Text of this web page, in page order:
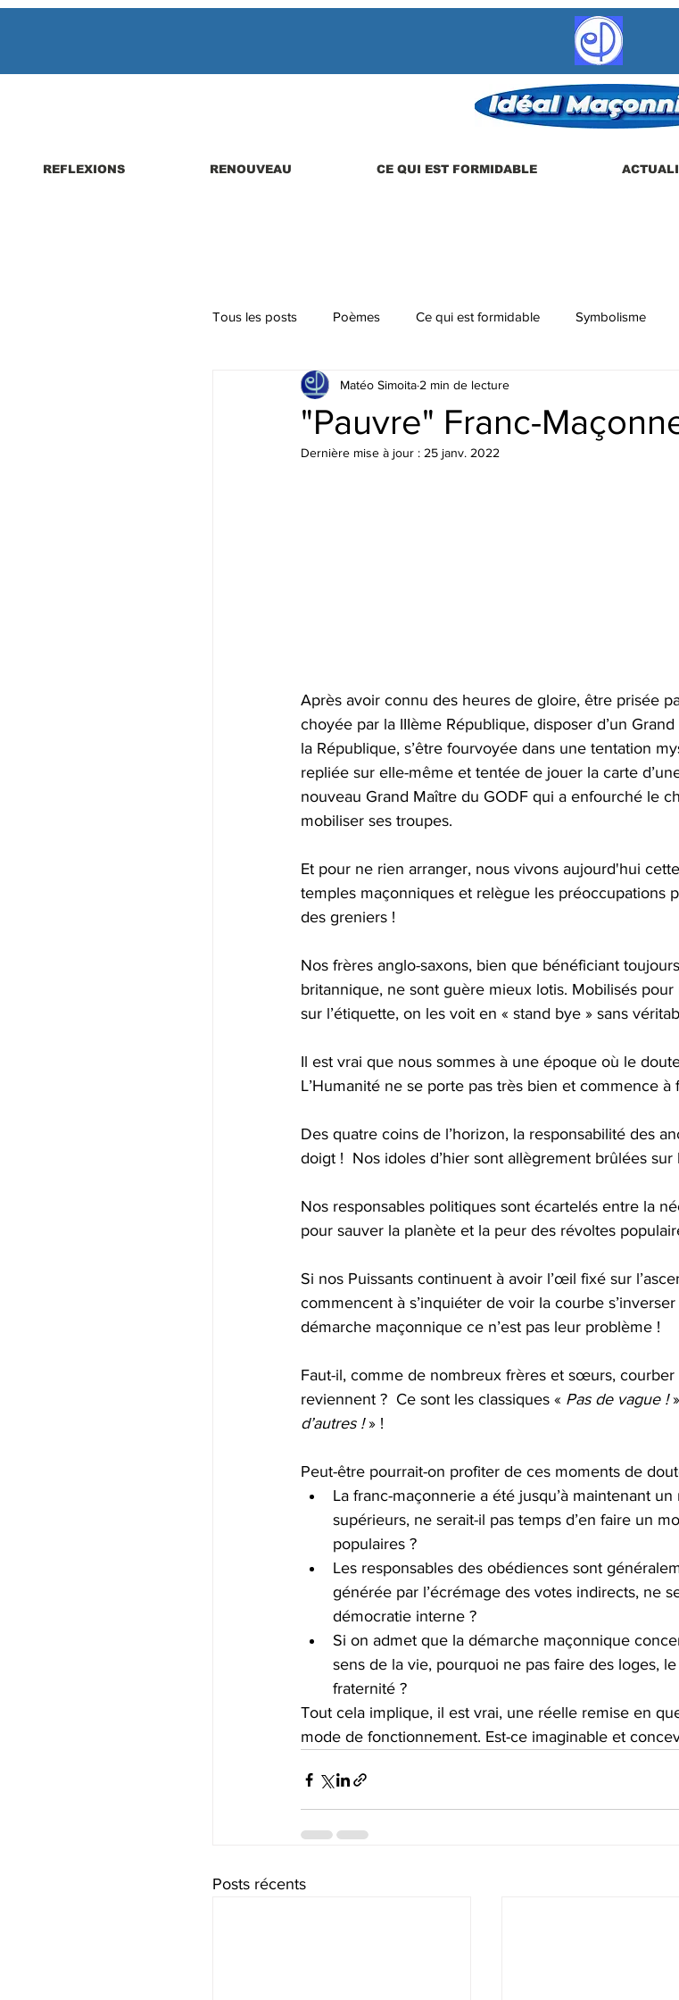
REFLEXIONS RENOUVEAU CE QUI EST FORMIDABLE
Tous les posts Poèmes Ce qui est formidable Symbolisme
Parutions de livres, revues, etc. La vie en loge
"Pauvre" Franc-
Matéo Simoita 2 min de lecture
Dernière mise à jour : 25 janv. 2022
Après avoir connu des heures de gloire, être prisée
choyée par la IIIème République, disposer d’un
la République, s’être fourvoyée dans une tentation
repliée sur elle-même et tentée de jouer la carte
nouveau Grand Maître du GODF qui a enfourché le
mobiliser ses troupes.
Et pour ne rien arranger, nous vivons aujourd'hui
temples maçonniques et relègue les préoccupations
des greniers !
Nos frères anglo-saxons, bien que bénéficiant
britannique, ne sont guère mieux lotis. Mobilisés
sur l’étiquette, on les voit en « stand bye » sans
Il est vrai que nous sommes à une époque où le
L’Humanité ne se porte pas très bien et commence à
Des quatre coins de l’horizon, la responsabilité des
doigt !  Nos idoles d’hier sont allègrement brûlées
Nos responsables politiques sont écartelés entre la
pour sauver la planète et la peur des révoltes
Si nos Puissants continuent à avoir l’œil fixé sur
commencent à s’inquiéter de voir la courbe
démarche maçonnique ce n’est pas leur problème !
Faut-il, comme de nombreux frères et sœurs,
reviennent ?  Ce sont les classiques « Pas de vague !
d’autres ! » !
Peut-être pourrait-on profiter de ces moments de
La franc-maçonnerie a été jusqu’à maintenant
supérieurs, ne serait-il pas temps d’en faire un
populaires ?
Les responsables des obédiences sont
générée par l’écrémage des votes indirects, ne
démocratie interne ?
Si on admet que la démarche maçonnique
sens de la vie, pourquoi ne pas faire des loges,
fraternité ?
Tout cela implique, il est vrai, une réelle remise en
mode de fonctionnement. Est-ce imaginable et
Posts récents